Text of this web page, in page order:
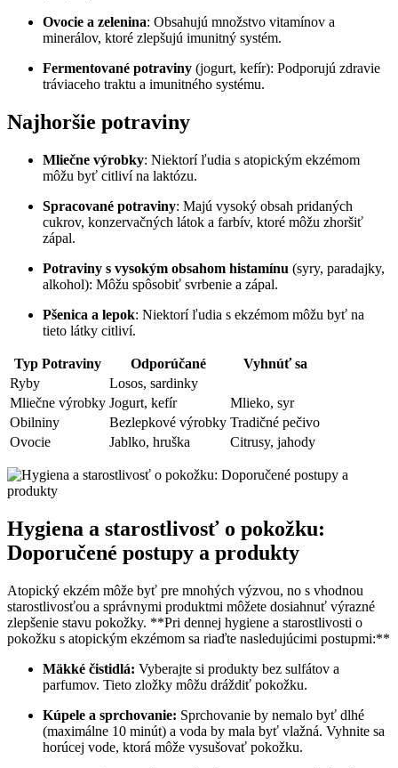
Ovocie a zelenina: Obsahujú množstvo vitamínov a
minerálov, ktoré zlepšujú imunitný systém.
Fermentované potraviny (jogurt, kefír): Podporujú zdravie
tráviaceho traktu a imunitného systému.
Najhoršie potraviny
Mliečne výrobky: Niektorí ľudia s atopickým ekzémom
môžu byť citliví na laktózu.
Spracované potraviny: Majú vysoký obsah pridaných
cukrov, konzervačných látok a farbív, ktoré môžu zhoršiť
zápal.
Potraviny s vysokým obsahom histamínu (syry, paradajky,
alkohol): Môžu spôsobiť svrbenie a zápal.
Pšenica a lepok: Niektorí ľudia s ekzémom môžu byť na
tieto látky citliví.
Typ Potraviny Odporúčané
Vyhnúť sa
Ryby
Losos, sardinky
Mliečne výrobky Jogurt, kefír
Mlieko, syr
Obilniny
Bezlepkové výrobky Tradičné pečivo
Ovocie
Jablko, hruška Citrusy, jahody
Hygiena a starostlivosť o pokožku:
Doporučené postupy a produkty
Atopický ekzém môže byť pre mnohých výzvou, no s vhodnou
starostlivosťou a správnymi produktmi môžete dosiahnuť výrazné
zlepšenie stavu pokožky. **Pri dennej hygiene a starostlivosti o
pokožku s atopickým ekzémom sa riaďte nasledujúcimi postupmi:**
Mäkké čistidlá: Vyberajte si produkty bez sulfátov a
parfumov. Tieto zložky môžu dráždiť pokožku.
Kúpele a sprchovanie: Sprchovanie by nemalo byť dlhé
(maximálne 10 minút) a voda by mala byť vlažná. Vyhnite sa
horúcej vode, ktorá môže vysušovať pokožku.